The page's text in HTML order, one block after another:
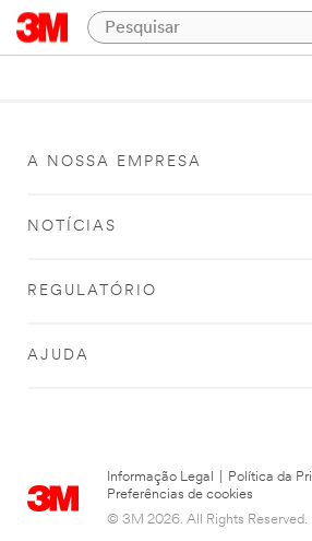
A NOSSA EMPRESA
NOTÍCIAS
REGULATÓRIO
AJUDA
Informação Legal Política da
Preferências de cookies
© 3M 2026. All Rights Reserved.